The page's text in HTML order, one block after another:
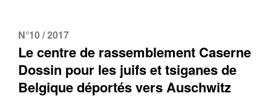
N°10 / 2017
Le centre de rassemblement Caserne
Dossin pour les juifs et tsiganes de
Belgique déportés vers Auschwitz